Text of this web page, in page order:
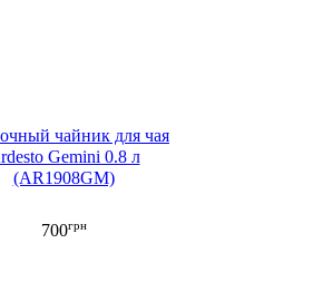
чайник для чая
Gemini 0.8 л
(AR1908GM)
700грн